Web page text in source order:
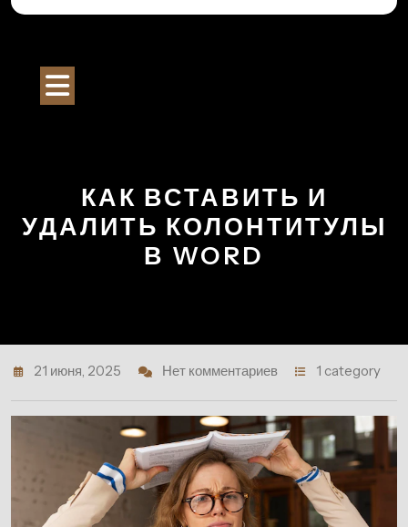
Перейти
КАК ВСТАВИТЬ И
УДАЛИТЬ КОЛОНТИТУЛЫ
В WORD
21 июня, 2025 Нет комментариев 1 category